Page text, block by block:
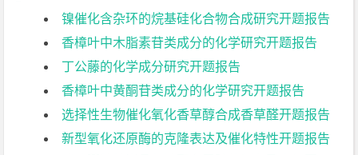
镍催化含杂环的烷基硅化合物合成研究开题报告
香樟叶中木脂素苷类成分的化学研究开题报告
丁公藤的化学成分研究开题报告
香樟叶中黄酮苷类成分的化学研究开题报告
选择性生物催化氧化香草醇合成香草醛开题报告
新型氧化还原酶的克隆表达及催化特性开题报告